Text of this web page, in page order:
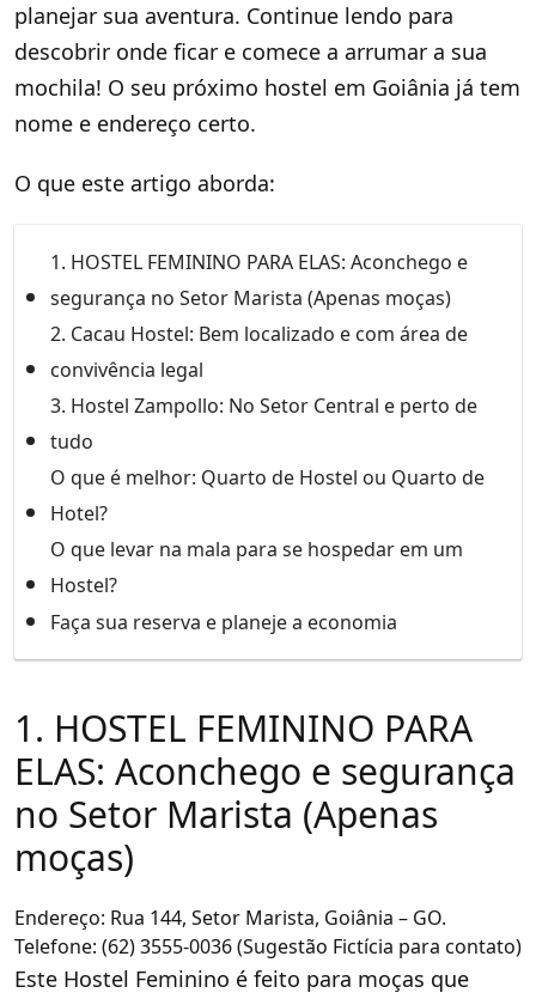
planejar sua aventura. Continue lendo para
descobrir onde ficar e comece a arrumar a sua
mochila! O seu próximo hostel em Goiânia já tem
nome e endereço certo.
O que este artigo aborda:
1. HOSTEL FEMININO PARA ELAS: Aconchego e
segurança no Setor Marista (Apenas moças)
2. Cacau Hostel: Bem localizado e com área de
convivência legal
3. Hostel Zampollo: No Setor Central e perto de
tudo
O que é melhor: Quarto de Hostel ou Quarto de
Hotel?
O que levar na mala para se hospedar em um
Hostel?
Faça sua reserva e planeje a economia
1. HOSTEL FEMININO PARA
ELAS: Aconchego e segurança
no Setor Marista (Apenas
moças)
Endereço: Rua 144, Setor Marista, Goiânia – GO.
Telefone: (62) 3555-0036 (Sugestão Fictícia para contato)
Este Hostel Feminino é feito para moças que